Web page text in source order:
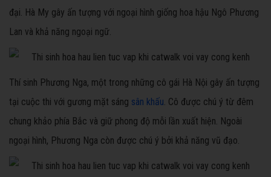
đại. Hà My gây ấn tượng với ngoại hình giống hoa hậu Ngô Phương
Lan và khả năng ngoại ngữ.
Thí sinh Phương Nga, một trong những cô gái Hà Nội gây ấn tượng
tại cuộc thi với gương mặt sáng sân khấu. Cô được chú ý từ đêm
chung khảo phía Bắc và giữ phong độ mỗi lần xuất hiện. Ngoài
ngoại hình, Phương Nga còn được chú ý bởi khả năng vũ đạo.